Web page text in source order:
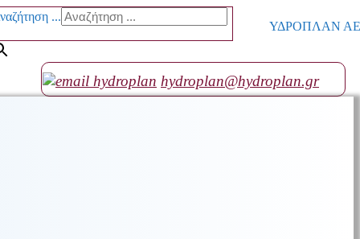
ΥΔΡΟΠΛΑΝ ΑΕ
...
hydroplan@hydroplan.gr